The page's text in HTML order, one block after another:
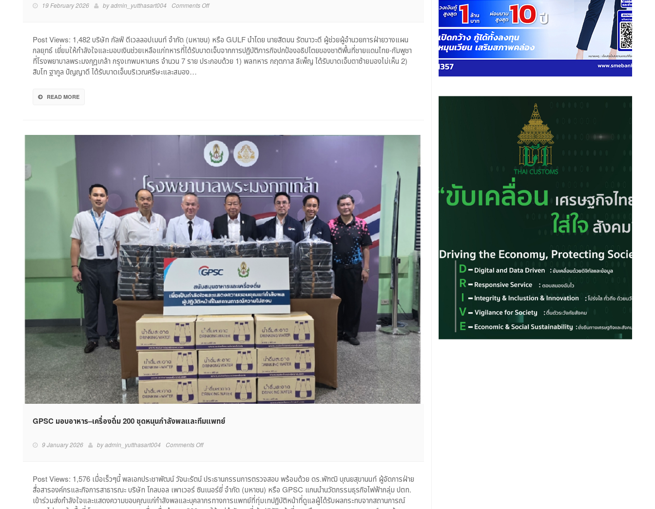
19 February 2026 byadmin_yutthasart004 Comments Offon
มอบ
เงิน
เยียวยา’
ทหาร
ไทย-
กัมพูชา
Post Views: 1,482 บริษัท กัลฟ์ ดีเวลลอปเมนท์ จำกัด (มหาชน) หรือ GULF นำโดย นายสิตมน รัตนาวะดี ผู้ช่วยผู้อำนวยการฝ่ายวางแผน
กลยุทธ์ เยี่ยมให้กำลังใจและมอบเงินช่วยเหลือแก่ทหารที่ได้รับบาดเจ็บจากการปฏิบัติภารกิจปกป้องอธิปไตยของชาติพื้นที่ชายแดนไทย-กัมพูชา
ที่โรงพยาบาลพระมงกุฎเกล้า กรุงเทพมหานคร จำนวน 7 ราย ประกอบด้วย 1) พลทหาร กฤตภาส ลีเพ็ญ ได้รับบาดเจ็บตาซ้ายมองไม่เห็น 2)
สิบโท ฐากูล ปัญญาดี ได้รับบาดเจ็บบริเวณศรีษะและสมอง…
READ MORE
GPSC มอบอาหาร–เครื่องดื่ม 200 ชุดหนุนกำลังพลและทีมแพทย์
9 January 2026 byadmin_yutthasart004 Comments Offon
เครื่อง
ดื่ม
200
Post Views: 1,576 เมื่อเร็วๆนี้ พลเอกประชาพัฒน์ วัจนะรัตน์ ประธานกรรมการตรวจสอบ พร้อมด้วย ดร.พัฑฒิ บุณยสุขานนท์ ผู้จัดการฝ่าย
สื่อสารองค์กรและกิจการสาธารณะ บริษัท โกลบอล เพาเวอร์ ซินเนอร์ยี่ จำกัด (มหาชน) หรือ GPSC แกนนำนวัตกรรมธุรกิจไฟฟ้ากลุ่ม ปตท.
เข้าร่วมส่งกำลังใจและแสดงความขอบคุณแก่กำลังพลและบุคลากรทางการแพทย์ที่ทุ่มเทปฏิบัติหน้าที่ดูแลผู้ได้รับผลกระทบจากสถานการณ์